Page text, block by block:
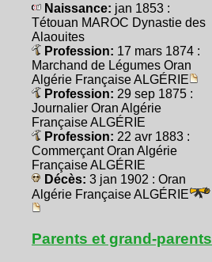
Naissance: jan 1853 :
Tétouan MAROC Dynastie des
Alaouites
Profession: 17 mars 1874 :
Marchand de Légumes Oran
Algérie Française ALGÉRIE
Profession: 29 sep 1875 :
Journalier Oran Algérie
Française ALGÉRIE
Profession: 22 avr 1883 :
Commerçant Oran Algérie
Française ALGÉRIE
Décès: 3 jan 1902 : Oran
Algérie Française ALGÉRIE
Parents et grand-parents